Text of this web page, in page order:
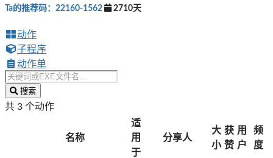
Ta的推荐码：22160-1562 2710天
动作
子程序
动作单
搜索
共 3 个动作
名称
适
用
于
分享人
大
小
获
赞
用
户
频
度